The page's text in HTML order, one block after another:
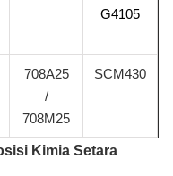
G4105
708A25
/
708M25
SCM430
Kimia Setara